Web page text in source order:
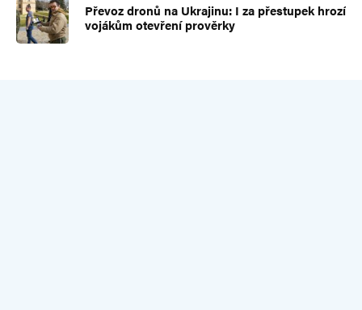
Převoz dronů na Ukrajinu: I za přestupek hrozí
vojákům otevření prověrky